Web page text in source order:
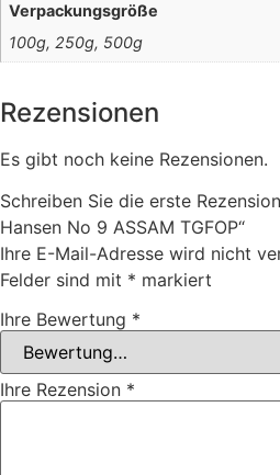
Verpackungsgröße
100g, 250g, 500g
Rezensionen
Es gibt noch keine Rezensionen.
Schreiben Sie die erste
Hansen No 9 ASSAM TGFOP“
Ihre E-Mail-Adresse wird nicht
Felder sind mit * markiert
Ihre Bewertung *
Ihre Rezension *